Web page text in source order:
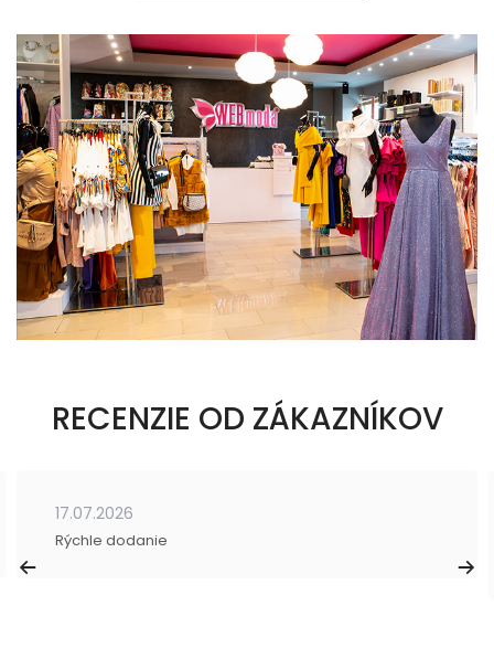
RECENZIE OD ZÁKAZNÍKOV
17.07.2026
Rýchle dodanie